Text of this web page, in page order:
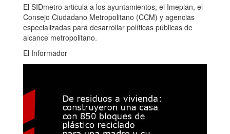
El SIDmetro articula a los ayuntamientos, el Imeplan, el
Consejo Ciudadano Metropolitano (CCM) y agencias
especializadas para desarrollar políticas públicas de
alcance metropolitano.
El Informador